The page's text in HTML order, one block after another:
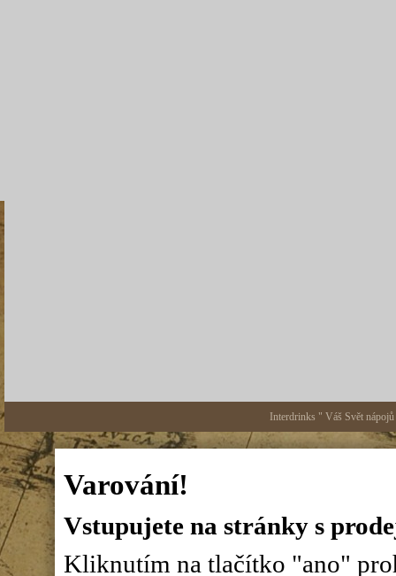
Interdrinks " Váš Svět
Varování!
Vstupujete na stránky s
Kliknutím na tlačítko "ano"